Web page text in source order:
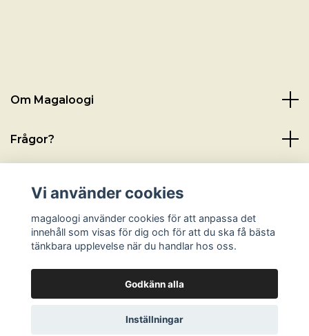
Om Magaloogi
Frågor?
Sociala medier
© 2026 magaloogi
Vi använder cookies
magaloogi använder cookies för att anpassa det
innehåll som visas för dig och för att du ska få bästa
tänkbara upplevelse när du handlar hos oss.
Godkänn alla
Inställningar